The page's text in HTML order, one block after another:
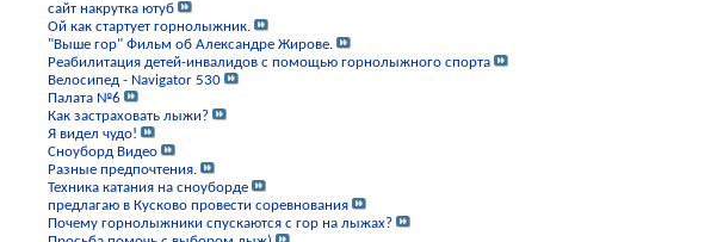
сайт накрутка ютуб
Ой как стартует горнолыжник.
"Выше гор" Фильм об Александре Жирове.
Реабилитация детей-инвалидов с помощью горнолыжного спорта
Велосипед - Navigator 530
Палата №6
Как застраховать лыжи?
Я видел чудо!
Сноуборд Видео
Разные предпочтения.
Техника катания на сноуборде
предлагаю в Кусково провести соревнования
Почему горнолыжники спускаются с гор на лыжах?